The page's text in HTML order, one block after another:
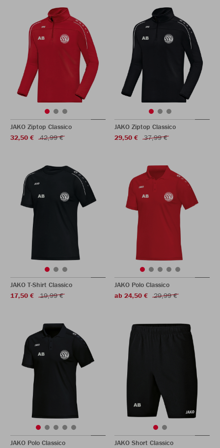
JAKO Ziptop Classico
32,50 €
42,99 €
JAKO Ziptop Classico
29,50 €
37,99 €
JAKO T-Shirt Classico
17,50 €
19,99 €
JAKO Polo Classico
ab 24,50 €
29,99 €
JAKO Polo Classico
JAKO Short Classico